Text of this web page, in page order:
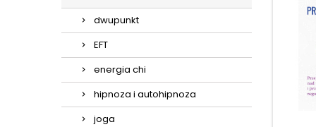
dwupunkt
EFT
energia chi
hipnoza i autohipnoza
joga